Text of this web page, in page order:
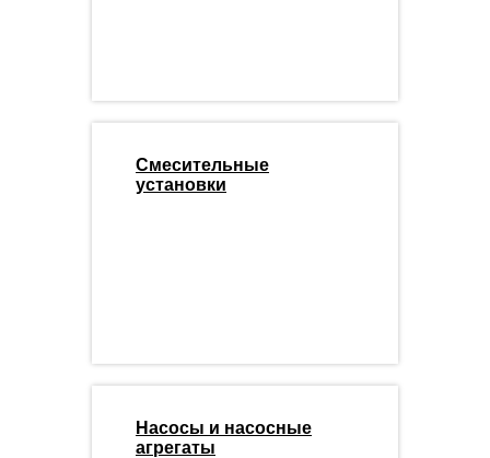
Смесительные
установки
Насосы и насосные
агрегаты